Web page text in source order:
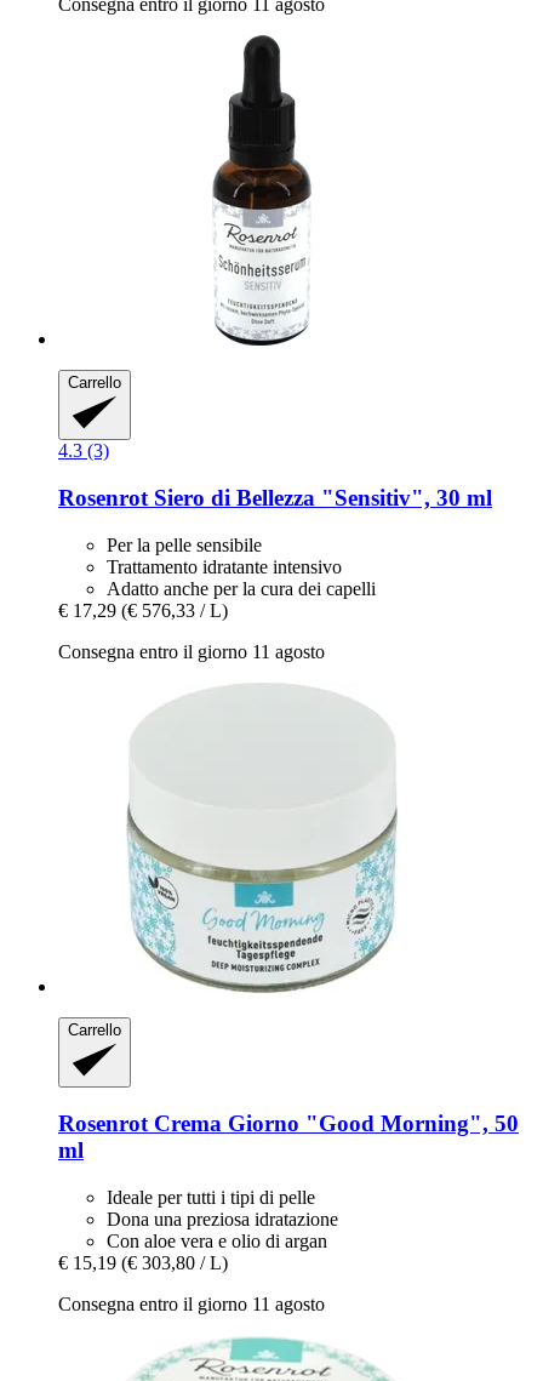
Carrello
4.3 (3)
Rosenrot Siero di Bellezza "Sensitiv", 30 ml
Per la pelle sensibile
Trattamento idratante intensivo
Adatto anche per la cura dei capelli
€ 17,29 (€ 576,33 / L)
Consegna entro il giorno 11 agosto
Carrello
Rosenrot Crema Giorno "Good Morning", 50
ml
Ideale per tutti i tipi di pelle
Dona una preziosa idratazione
Con aloe vera e olio di argan
€ 15,19 (€ 303,80 / L)
Consegna entro il giorno 11 agosto